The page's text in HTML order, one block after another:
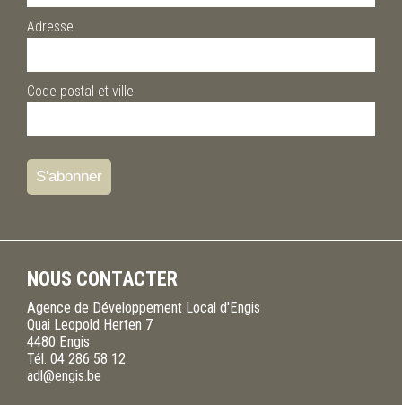
Adresse
Code postal et ville
NOUS CONTACTER
Agence de Développement Local d'Engis
Quai Leopold Herten 7
4480 Engis
Tél. 04 286 58 12
adl@engis.be